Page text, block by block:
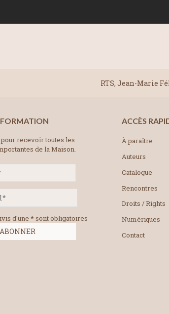
RTS, Jean-Marie
recevoir toutes les
de la Maison.
d'une * sont obligatoires
ACCÈS
À paraître
Auteurs
Catalogue
Rencontres
Droits / Rights
Numériques
Contact